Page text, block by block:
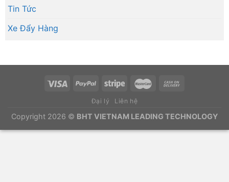
Tin Tức
Xe Đẩy Hàng
Đại lý Liên hệ
Copyright 2026 © BHT VIETNAM LEADING TECHNOLOGY